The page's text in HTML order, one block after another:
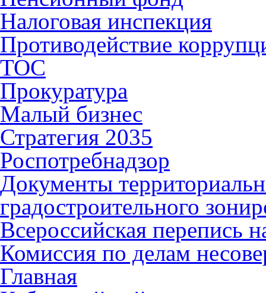
Налоговая инспекция
Противодействие
ТОС
Прокуратура
Малый бизнес
Стратегия 2035
Роспотребнадзор
Документы
градостроительного
Всероссийская перепись
Комиссия по делам
Главная